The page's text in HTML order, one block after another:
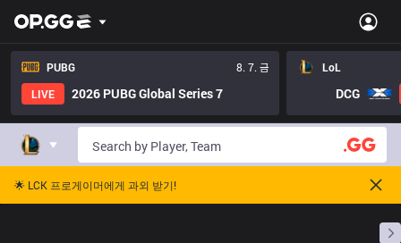
PUBG
8. 7. 금
LIVE
2026 PUBG Global Series 7
LoL
DCG
🌟 LCK 프로게이머에게 과외 받기!
프로빌